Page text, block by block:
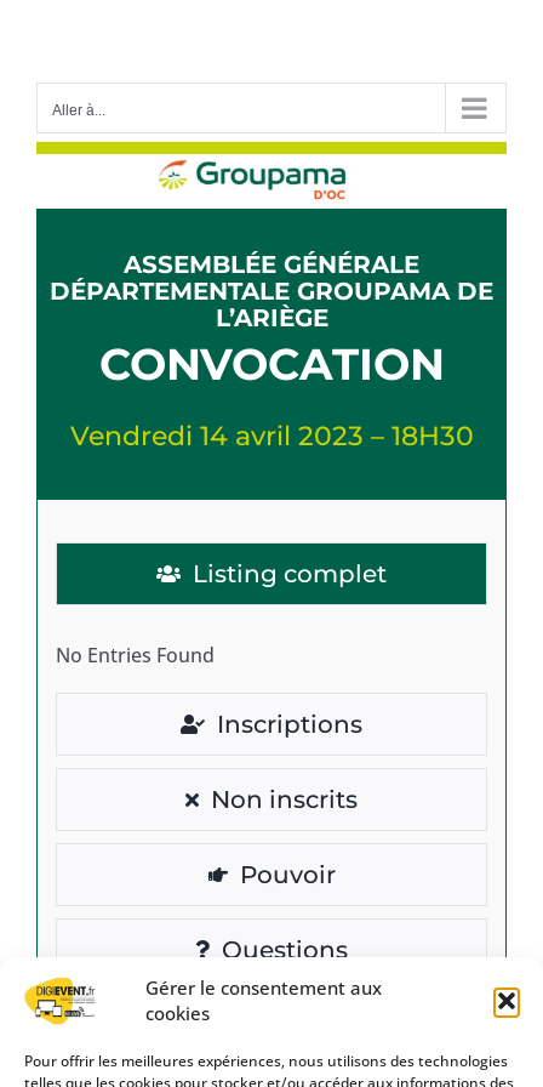
Gérer le consentement aux
cookies
Pour offrir les meilleures expériences, nous utilisons des technologies
telles que les cookies pour stocker et/ou accéder aux informations des
Aller à...
ASSEMBLÉE GÉNÉRALE
DÉPARTEMENTALE GROUPAMA DE
L’ARIÈGE
CONVOCATION
Vendredi 14 avril 2023 – 18H30
Listing complet
No Entries Found
Inscriptions
Non inscrits
Pouvoir
Questions